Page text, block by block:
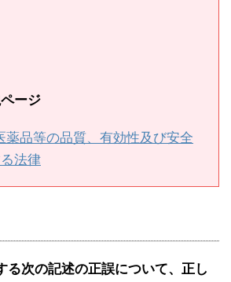
ージ
薬品等の品質、有効性及び安全
法律
る次の記述の正誤について、正し